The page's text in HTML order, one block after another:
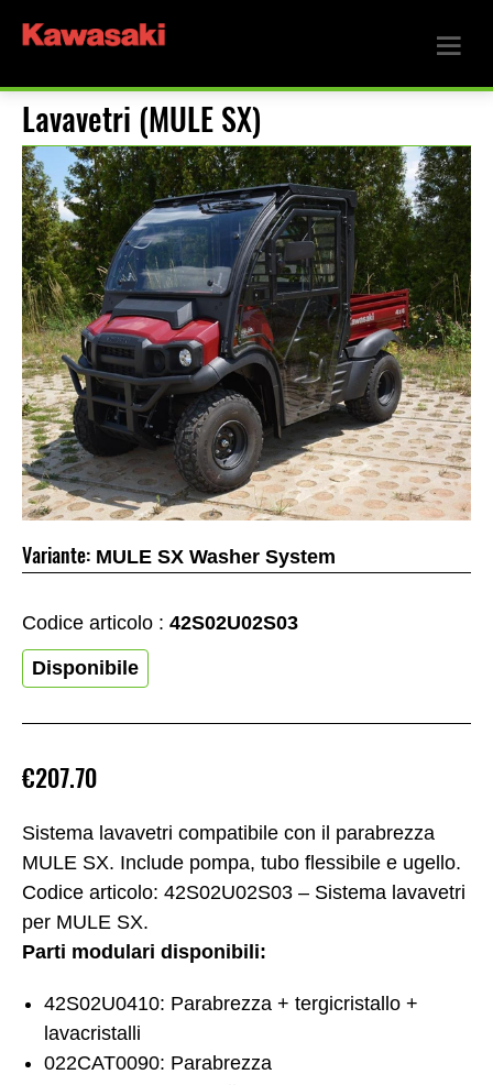
Lavavetri (MULE SX)
Sistema lavavetri compatibile con il parabrezza
MULE SX. Include pompa, tubo flessibile e ugello.
Codice articolo: 42S02U02S03 – Sistema lavavetri
per MULE SX.
Parti modulari disponibili:
42S02U0410: Parabrezza + tergicristallo +
lavacristalli
022CAT0090: Parabrezza
€207.70
Variante: MULE SX Washer System
Codice articolo : 42S02U02S03
Disponibile